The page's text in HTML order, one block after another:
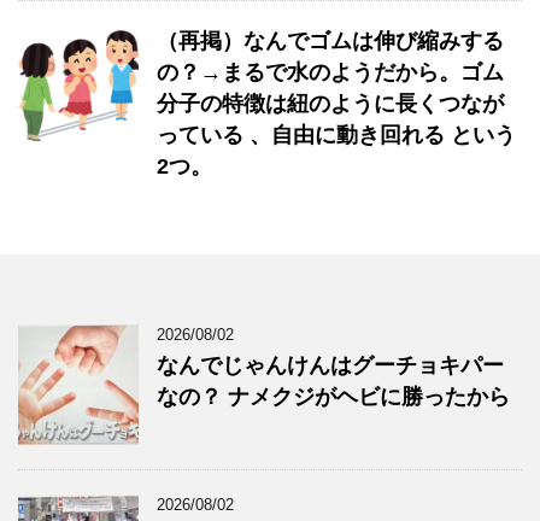
（再掲）なんでゴムは伸び縮みする
の？→まるで水のようだから。ゴム
分子の特徴は紐のように長くつなが
っている 、自由に動き回れる という
2つ。
2026/08/02
なんでじゃんけんはグーチョキパー
なの？ ナメクジがヘビに勝ったから
2026/08/02